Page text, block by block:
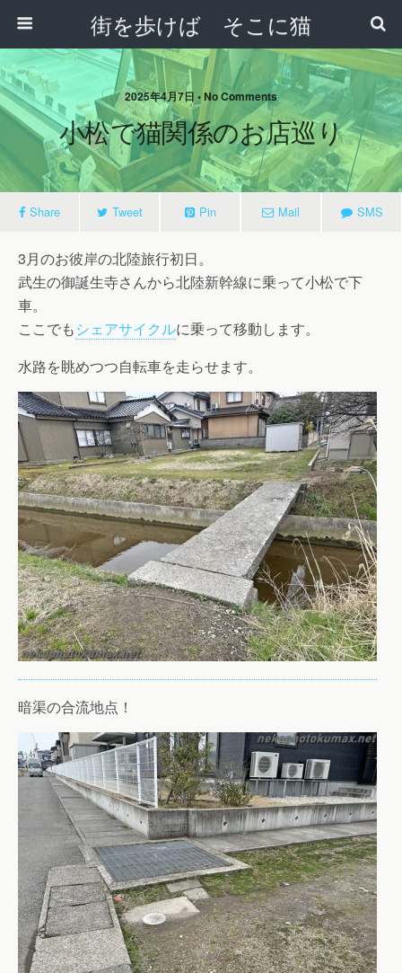
街を歩けば そこに猫
2025年4月7日 • No Comments
小松で猫関係のお店巡り
Share Tweet Pin Mail SMS
3月のお彼岸の北陸旅行初日。
武生の御誕生寺さんから北陸新幹線に乗って小松で下
車。
ここでもシェアサイクルに乗って移動します。
水路を眺めつつ自転車を走らせます。
暗渠の合流地点！